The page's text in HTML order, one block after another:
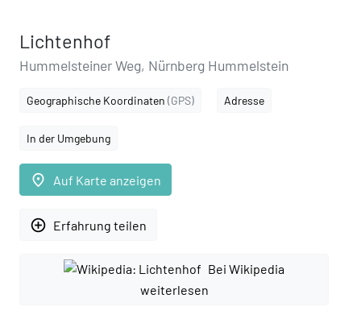
Lichtenhof
Hummelsteiner Weg, Nürnberg Hummelstein
Geographische Koordinaten (GPS) Adresse
In der Umgebung
place Auf Karte anzeigen
add_circle_outline Erfahrung teilen
Bei Wikipedia
weiterlesen